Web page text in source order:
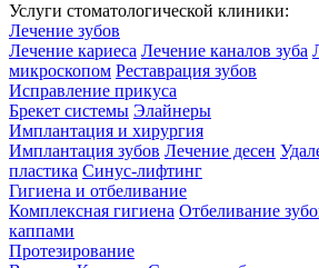
Услуги стоматологической клиники:
Лечение зубов
Лечение кариеса Лечение каналов зуба
микроскопом Реставрация зубов
Исправление прикуса
Брекет системы Элайнеры
Имплантация и хирургия
Имплантация зубов Лечение десен
пластика Синус-лифтинг
Гигиена и отбеливание
Комплексная гигиена Отбеливание
каппами
Протезирование